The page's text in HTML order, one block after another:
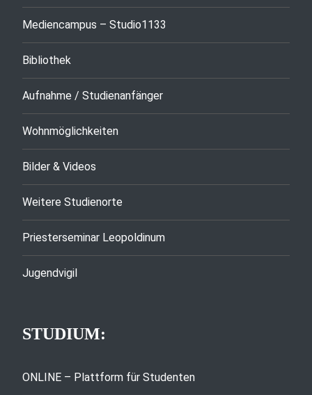
Mediencampus – Studio1133
Bibliothek
Aufnahme / Studienanfänger
Wohnmöglichkeiten
Bilder & Videos
Weitere Studienorte
Priesterseminar Leopoldinum
Jugendvigil
STUDIUM:
ONLINE – Plattform für Studenten